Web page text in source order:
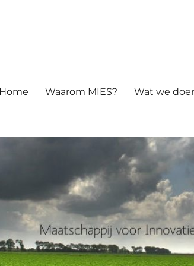
Home Waarom MIES? Wat we